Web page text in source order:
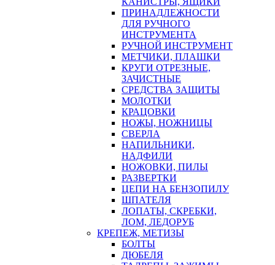
ПРИНАДЛЕЖНОСТИ
ДЛЯ РУЧНОГО
ИНСТРУМЕНТА
РУЧНОЙ ИНСТРУМЕНТ
МЕТЧИКИ, ПЛАШКИ
КРУГИ ОТРЕЗНЫЕ,
ЗАЧИСТНЫЕ
СРЕДСТВА ЗАЩИТЫ
МОЛОТКИ
КРАЦОВКИ
НОЖЫ, НОЖНИЦЫ
СВЕРЛА
НАПИЛЬНИКИ,
НАДФИЛИ
НОЖОВКИ, ПИЛЫ
РАЗВЕРТКИ
ЦЕПИ НА БЕНЗОПИЛУ
ШПАТЕЛЯ
ЛОПАТЫ, СКРЕБКИ,
ЛОМ, ЛЕДОРУБ
КРЕПЕЖ, МЕТИЗЫ
БОЛТЫ
ДЮБЕЛЯ